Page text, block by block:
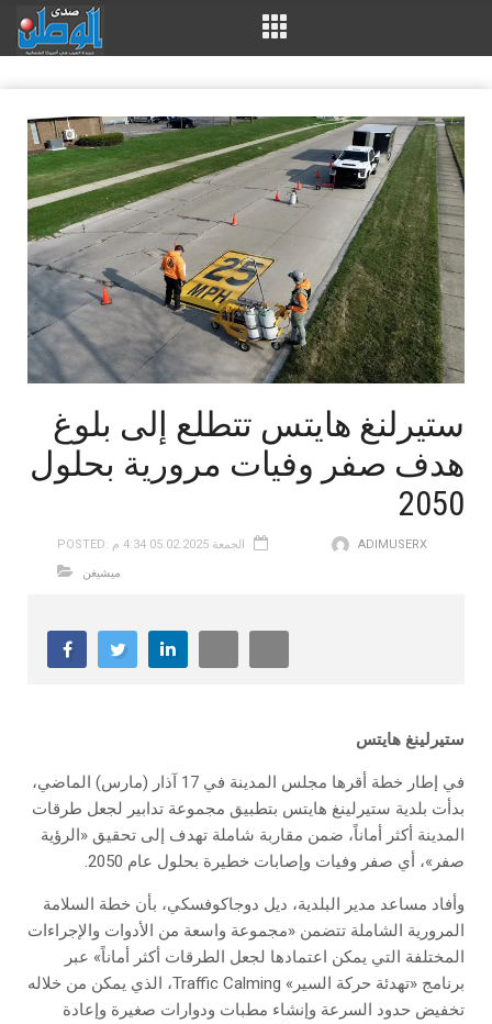
ستيرلنغ هايتس تتطلع إلى بلوغ
هدف صفر وفيات مرورية بحلول
2050
POSTED: الجمعة 05.02.2025 4:34 م
ADIMUSERX
ميشيغن
ستيرلينغ هايتس
في إطار خطة أقرها مجلس المدينة في 17 آذار (مارس) الماضي،
بدأت بلدية ستيرلينغ هايتس بتطبيق مجموعة تدابير لجعل طرقات
المدينة أكثر أماناً، ضمن مقاربة شاملة تهدف إلى تحقيق «الرؤية
صفر»، أي صفر وفيات وإصابات خطيرة بحلول عام 2050.
وأفاد مساعد مدير البلدية، ديل دوجاكوفسكي، بأن خطة السلامة
المرورية الشاملة تتضمن «مجموعة واسعة من الأدوات والإجراءات
المختلفة التي يمكن اعتمادها لجعل الطرقات أكثر أماناً» عبر
برنامج «تهدئة حركة السير» Traffic Calming، الذي يمكن من خلاله
تخفيض حدود السرعة وإنشاء مطبات ودوارات صغيرة وإعادة